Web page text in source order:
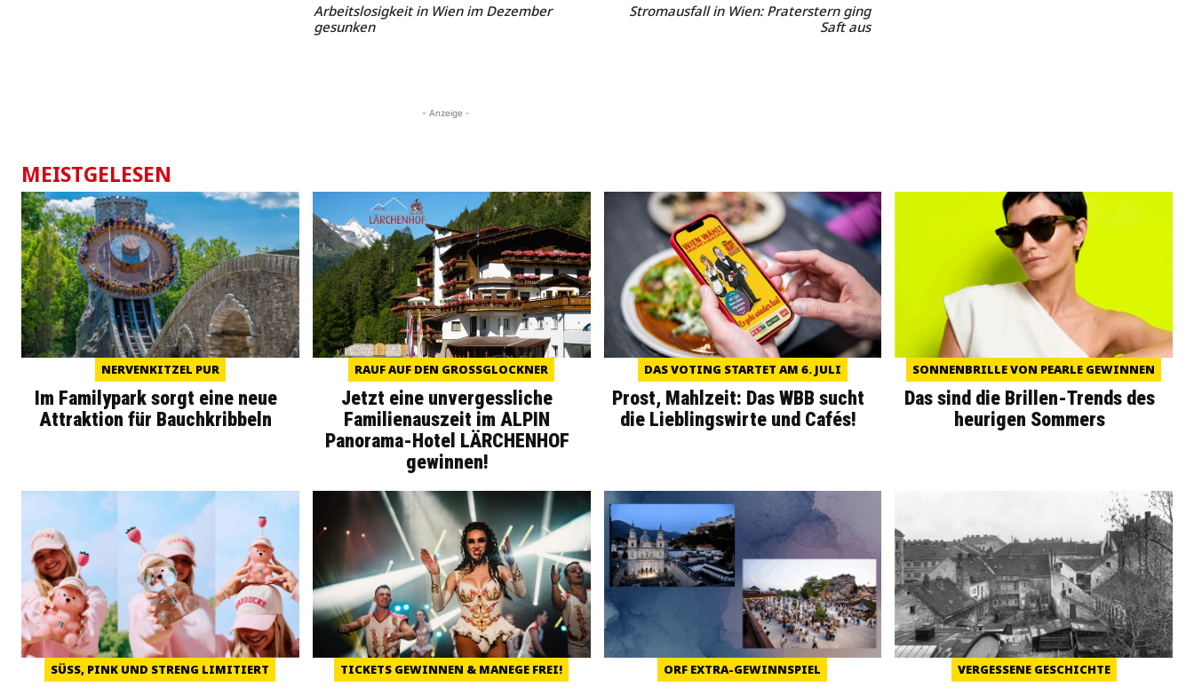
Arbeitslosigkeit in Wien im Dezember
gesunken
Stromausfall in Wien: Praterstern ging
Saft aus
- Anzeige -
MEISTGELESEN
NERVENKITZEL PUR
Im Familypark sorgt eine neue
Attraktion für Bauchkribbeln
RAUF AUF DEN GROSSGLOCKNER
Jetzt eine unvergessliche
Familienauszeit im ALPIN
Panorama-Hotel LÄRCHENHOF
gewinnen!
DAS VOTING STARTET AM 6. JULI
Prost, Mahlzeit: Das WBB sucht
die Lieblingswirte und Cafés!
SONNENBRILLE VON PEARLE GEWINNEN
Das sind die Brillen-Trends des
heurigen Sommers
SÜSS, PINK UND STRENG LIMITIERT TICKETS GEWINNEN & MANEGE FREI! ORF EXTRA-GEWINNSPIEL VERGESSENE GESCHICHTE